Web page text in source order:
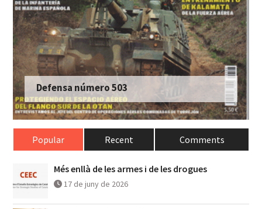
Defensa número 503
Popular Recent Comments
Més enllà de les armes i de les drogues
17 de juny de 2026